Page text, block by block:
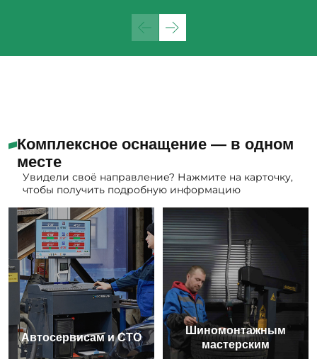
Комплексное оснащение — в одном
месте
Увидели своё направление? Нажмите на карточку,
чтобы получить подробную информацию
Автосервисам и СТО
Шиномонтажным
мастерским